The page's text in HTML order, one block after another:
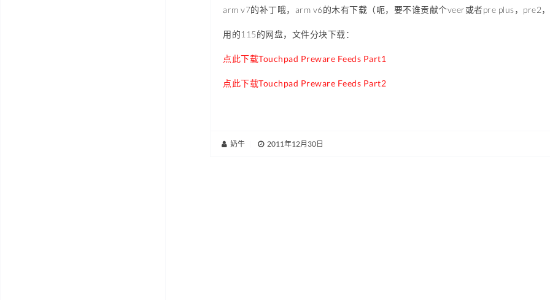
arm v7的补丁哦，arm v6的木有下载（呃，要不谁贡献个veer或者pre plus，pre2
用的115的网盘，文件分块下载：
点此下载Touchpad Preware Feeds Part1
点此下载Touchpad Preware Feeds Part2
奶牛 2011年12月30日